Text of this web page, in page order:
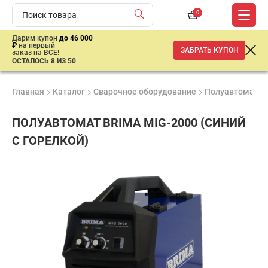
0
Дарим купон до 46 000
₽ на первый
заказ на ВСЕ!
ОСТАЛОСЬ 8 ИЗ 50
ЗАБРАТЬ КУПОН
Главная Каталог Сварочное оборудование
ПОЛУАВТОМАТ BRIMA MIG-2000 (СИНИЙ
С ГОРЕЛКОЙ)
Доставка
от 2 дней
оплаты